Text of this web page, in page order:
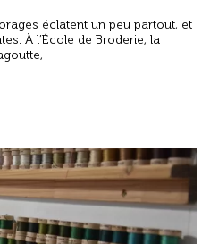
éclatent un peu partout, et
À l’École de Broderie, la